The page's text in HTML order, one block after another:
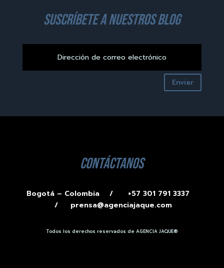
suscríbete a nuestros blog
Enviar
contáctanos
Bogotá – Colombia /
+57 301 791 3337
/ prensa@agenciajaque.com
Todos los derechos reservados de AGENCIA JAQUE®